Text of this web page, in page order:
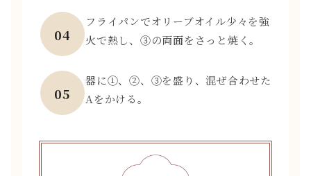
04
フライパンでオリーブオイル少々を強
火で熱し、③の両面をさっと焼く。
05
器に①、②、③を盛り、混ぜ合わせた
Aをかける。